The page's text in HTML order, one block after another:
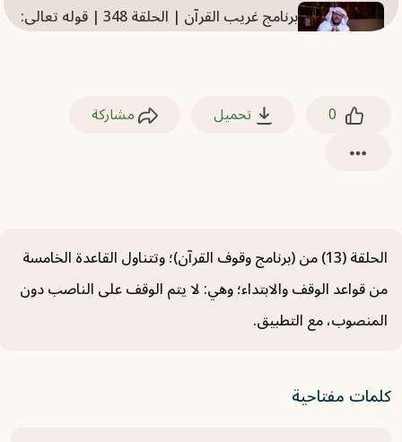
برنامج غريب القرآن | الحلقة 348 | قوله تعالى:
برنامج غريب القرآن | الحلقة 335 | قوله تعالى:
﴿يَتَجَرَّعُهُ وَلَا يَكَادُ يُسِيغُهُ﴾ [إبراهيم: 17].
2025-07-20
42].
0 تحميل مشاركة
الحلقة (13) من (برنامج وقوف القرآن)؛ وتتناول القاعدة الخامسة
من قواعد الوقف والابتداء؛ وهي: لا يتم الوقف على الناصب دون
المنصوب، مع التطبيق.
كلمات مفتاحية